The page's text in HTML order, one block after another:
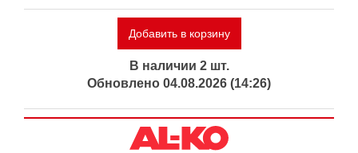
Добавить в корзину
В наличии 2 шт.
Обновлено 04.08.2026 (14:26)